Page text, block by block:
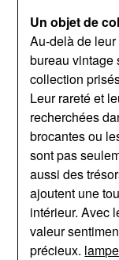
Un objet de
Au-delà de
bureau vintage
collection
Leur rareté et
recherchées
brocantes ou
sont pas
aussi des
ajoutent une
intérieur. Avec
valeur
précieux.